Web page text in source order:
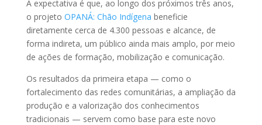
A expectativa é que, ao longo dos próximos três anos,
o projeto OPANÁ: Chão Indígena beneficie
diretamente cerca de 4.300 pessoas e alcance, de
forma indireta, um público ainda mais amplo, por meio
de ações de formação, mobilização e comunicação.
Os resultados da primeira etapa — como o
fortalecimento das redes comunitárias, a ampliação da
produção e a valorização dos conhecimentos
tradicionais — servem como base para este novo